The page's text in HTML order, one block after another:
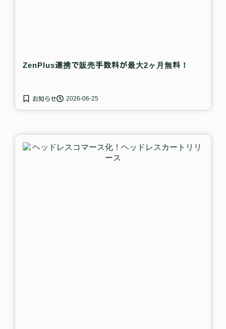
ZenPlus連携で販売手数料が最大2ヶ月無料！
お知らせ 2026-06-25